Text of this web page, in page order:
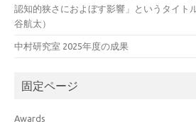
認知的狭さにおよぼす影響」というタイト
谷航太）
中村研究室 2025年度の成果
固定ページ
Awards